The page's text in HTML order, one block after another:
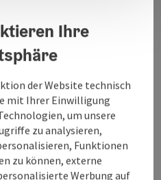
Ihre
der Website technisch
mit Ihrer Einwilligung
um unsere
zu analysieren,
Funktionen
zu können, externe
Werbung auf